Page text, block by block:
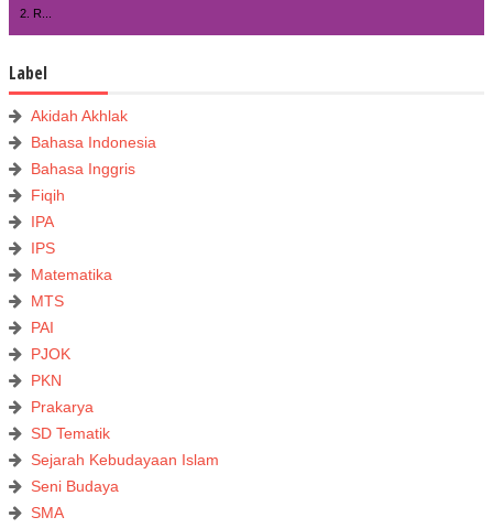
2. R...
Label
Akidah Akhlak
Bahasa Indonesia
Bahasa Inggris
Fiqih
IPA
IPS
Matematika
MTS
PAI
PJOK
PKN
Prakarya
SD Tematik
Sejarah Kebudayaan Islam
Seni Budaya
SMA